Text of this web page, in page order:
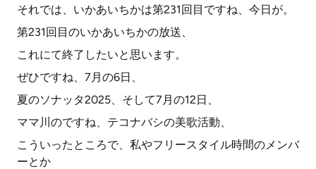
それでは、いかあいちかは第231回目ですね、今日が。
第231回目のいかあいちかの放送、
これにて終了したいと思います。
ぜひですね、7月の6日、
夏のソナッタ2025、そして7月の12日、
ママ川のですね、テコナバシの美歌活動、
こういったところで、私やフリースタイル時間のメンバ
ーとか